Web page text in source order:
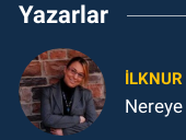
Yazarlar